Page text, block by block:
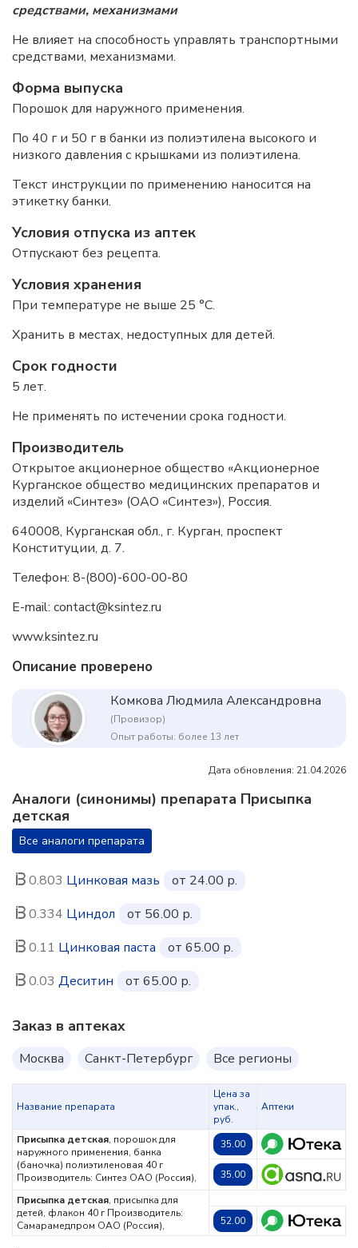
средствами, механизмами
Не влияет на способность управлять транспортными
средствами, механизмами.
Форма выпуска
Порошок для наружного применения.
По 40 г и 50 г в банки из полиэтилена высокого и
низкого давления с крышками из полиэтилена.
Текст инструкции по применению наносится на
этикетку банки.
Условия отпуска из аптек
Отпускают без рецепта.
Условия хранения
При температуре не выше 25 °C.
Хранить в местах, недоступных для детей.
Срок годности
5 лет.
Не применять по истечении срока годности.
Производитель
Открытое акционерное общество «Акционерное
Курганское общество медицинских препаратов и
изделий «Синтез» (ОАО «Синтез»), Россия.
640008, Курганская обл., г. Курган, проспект
Конституции, д. 7.
Телефон: 8-(800)-600-00-80
E-mail: contact@ksintez.ru
www.ksintez.ru
Описание проверено
Комкова Людмила Александровна
(Провизор)
Опыт работы: более 13 лет
Дата обновления: 21.04.2026
Аналоги (синонимы) препарата Присыпка
детская
Все аналоги препарата
0.803 Цинковая мазь
от 24.00 р.
0.334 Циндол
от 56.00 р.
0.11 Цинковая паста
от 65.00 р.
0.03 Деситин от 65.00 р.
Заказ в аптеках
Москва Санкт-Петербург Все регионы
Название препарата
Цена за
упак.,
руб.
Аптеки
Присыпка детская, порошок для
наружного применения, банка
(баночка) полиэтиленовая 40 г
Производитель: Синтез ОАО (Россия),
35.00
35.00
Присыпка детская, присыпка для
детей, флакон 40 г Производитель:
Самарамедпром ОАО (Россия),
52.00